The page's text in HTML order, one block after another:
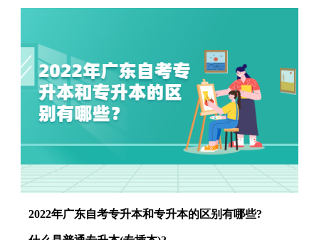
2022年广东自考专升本和专升本的区别有哪些?